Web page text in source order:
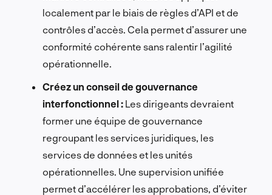
localement par le biais de règles d’API et de
contrôles d’accès. Cela permet d’assurer une
conformité cohérente sans ralentir l’agilité
opérationnelle.
Créez un conseil de gouvernance
interfonctionnel : Les dirigeants devraient
former une équipe de gouvernance
regroupant les services juridiques, les
services de données et les unités
opérationnelles. Une supervision unifiée
permet d’accélérer les approbations, d’éviter